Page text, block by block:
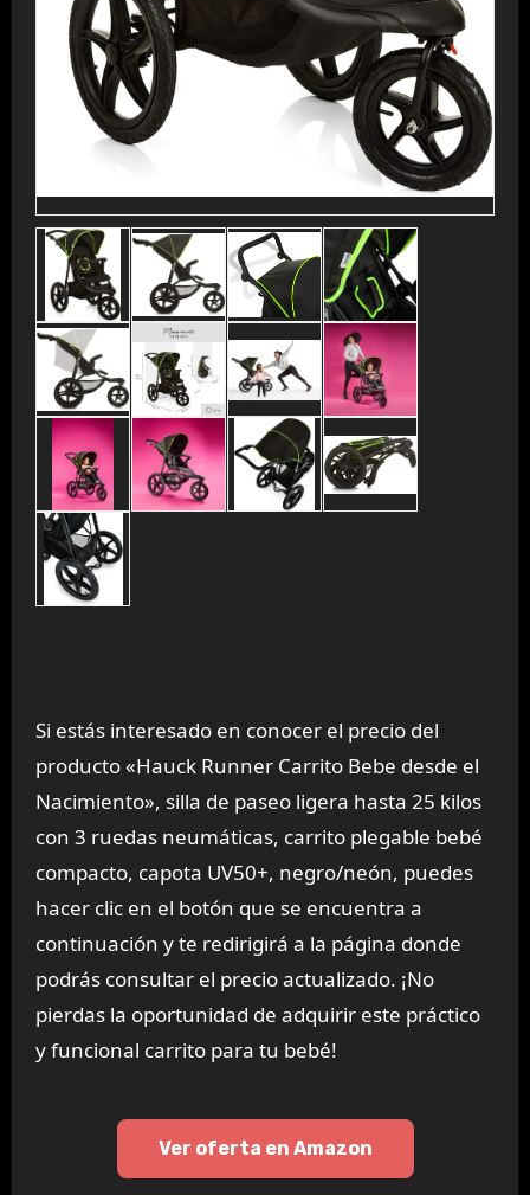
Si estás interesado en conocer el precio del
producto «Hauck Runner Carrito Bebe desde el
Nacimiento», silla de paseo ligera hasta 25 kilos
con 3 ruedas neumáticas, carrito plegable bebé
compacto, capota UV50+, negro/neón, puedes
hacer clic en el botón que se encuentra a
continuación y te redirigirá a la página donde
podrás consultar el precio actualizado. ¡No
pierdas la oportunidad de adquirir este práctico
y funcional carrito para tu bebé!
Ver oferta en Amazon